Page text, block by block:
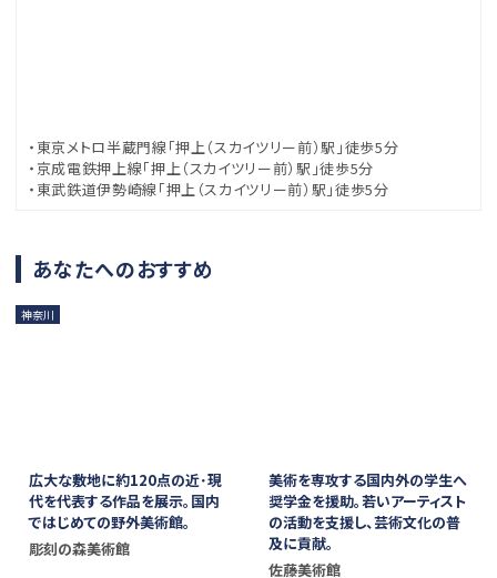
・東京メトロ半蔵門線「押上（スカイツリー前）駅」徒歩5分
・京成電鉄押上線「押上（スカイツリー前）駅」徒歩5分
・東武鉄道伊勢崎線「押上（スカイツリー前）駅」徒歩5分
あなたへのおすすめ
神奈川
広大な敷地に約120点の近･現
代を代表する作品を展示。国内
ではじめての野外美術館。
彫刻の森美術館
美術を専攻する国内外の学生へ
奨学金を援助。若いアーティスト
の活動を支援し、芸術文化の普
及に貢献。
佐藤美術館